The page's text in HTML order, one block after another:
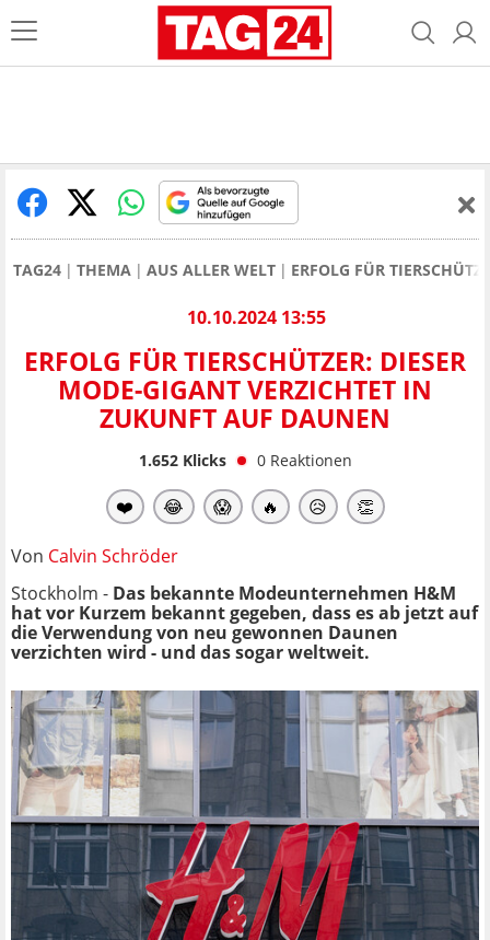
TAG24 THEMA AUS ALLER WELT ERFOLG FÜR
10.10.2024 13:55
ERFOLG FÜR TIERSCHÜTZER: DIESER
MODE-GIGANT VERZICHTET IN
ZUKUNFT AUF DAUNEN
1.652Klicks 0 Reaktionen
❤️ 😂 😱 🔥 😥 👏
Von Calvin Schröder
Stockholm - Das bekannte Modeunternehmen H&M
hat vor Kurzem bekannt gegeben, dass es ab jetzt auf
die Verwendung von neu gewonnen Daunen
verzichten wird - und das sogar weltweit.